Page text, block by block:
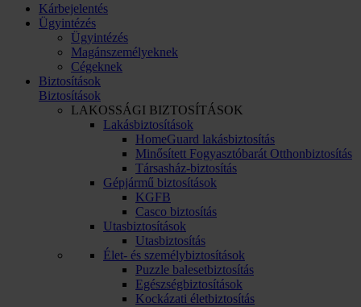
Kárbejelentés
Ügyintézés
Ügyintézés
Magánszemélyeknek
Cégeknek
Biztosítások
Biztosítások
LAKOSSÁGI BIZTOSÍTÁSOK
Lakásbiztosítások
HomeGuard lakásbiztosítás
Minősített Fogyasztóbarát Otthonbiztosítás
Társasház-biztosítás
Gépjármű biztosítások
KGFB
Casco biztosítás
Utasbiztosítások
Utasbiztosítás
Élet- és személybiztosítások
Puzzle balesetbiztosítás
Egészségbiztosítások
Kockázati életbiztosítás